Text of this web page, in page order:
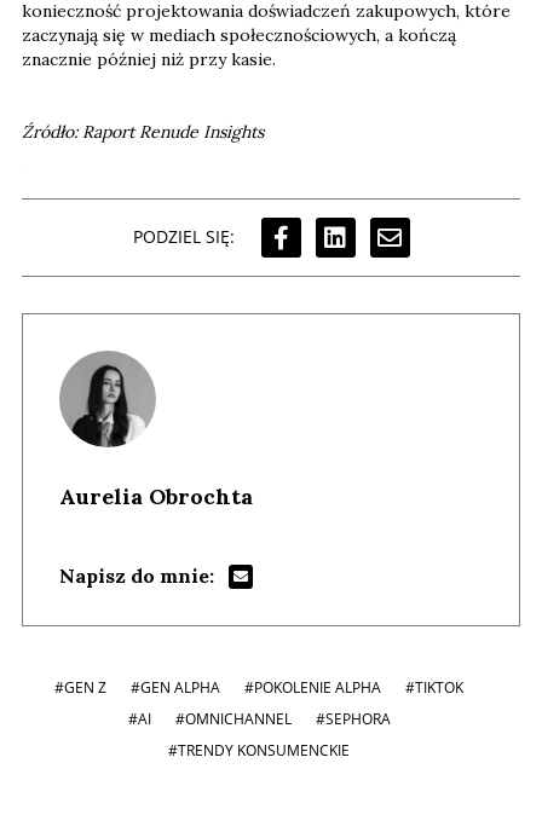
konieczność projektowania doświadczeń zakupowych, które
zaczynają się w mediach społecznościowych, a kończą
znacznie później niż przy kasie.
Źródło: Raport Renude Insights
PODZIEL SIĘ:
Aurelia Obrochta
Napisz do mnie:
#GEN Z #GEN ALPHA #POKOLENIE ALPHA
#TIKTOK
#AI
#OMNICHANNEL
#SEPHORA
#TRENDY KONSUMENCKIE